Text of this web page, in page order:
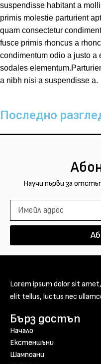
suspendisse habitant a
primis molestie parturient
quam consectetur
fusce primis rhoncus a
condimentum odio a justo a
sodales
a nibh nisi a suspendisse a.
Последно
Научи първи за
Lorem ipsum dolor sit
elit tellus, luctus nec
Бърз достъп
Начало
Екстеншъни
Шампоани